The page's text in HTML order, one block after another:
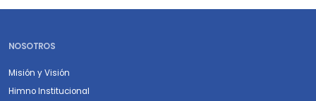
NOSOTROS
Misión y Visión
Himno Institucional